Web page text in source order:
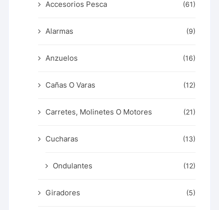
Accesorios Pesca (61)
Alarmas (9)
Anzuelos (16)
Cañas O Varas (12)
Carretes, Molinetes O Motores (21)
Cucharas (13)
Ondulantes (12)
Giradores (5)